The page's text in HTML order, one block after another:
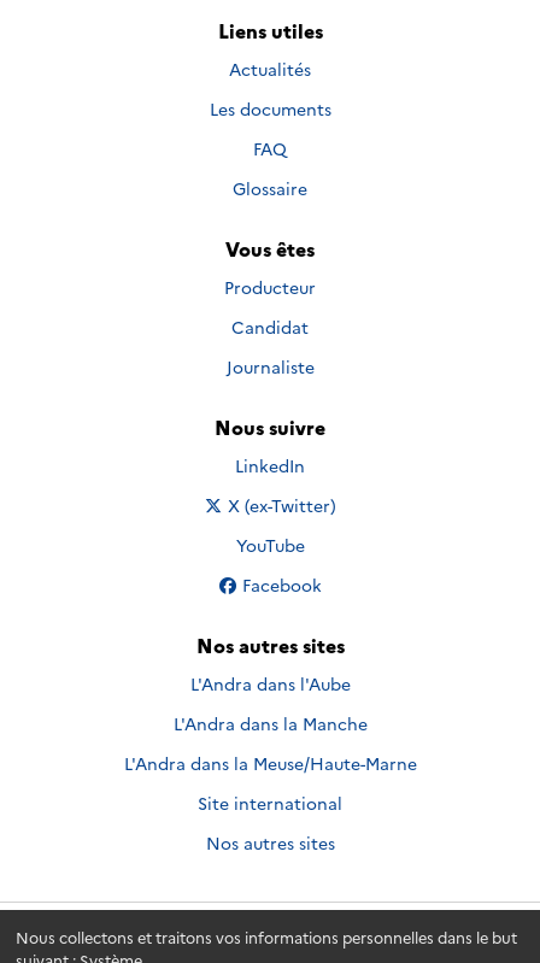
Nous collectons et traitons vos informations personnelles dans le but
Liens utiles
Actualités
Les documents
FAQ
Glossaire
Vous êtes
Producteur
Candidat
Journaliste
Nous suivre
Nous suivre sur
LinkedIn
Nous suivre sur
X (ex-Twitter)
Nous suivre sur
YouTube
Nous suivre sur
Facebook
Nos autres sites
L'Andra dans l'Aube
L'Andra dans la Manche
L'Andra dans la Meuse/Haute-Marne
Site international
Nos autres sites
Andra.fr © 2026 - Andra. Tous droits réservés.